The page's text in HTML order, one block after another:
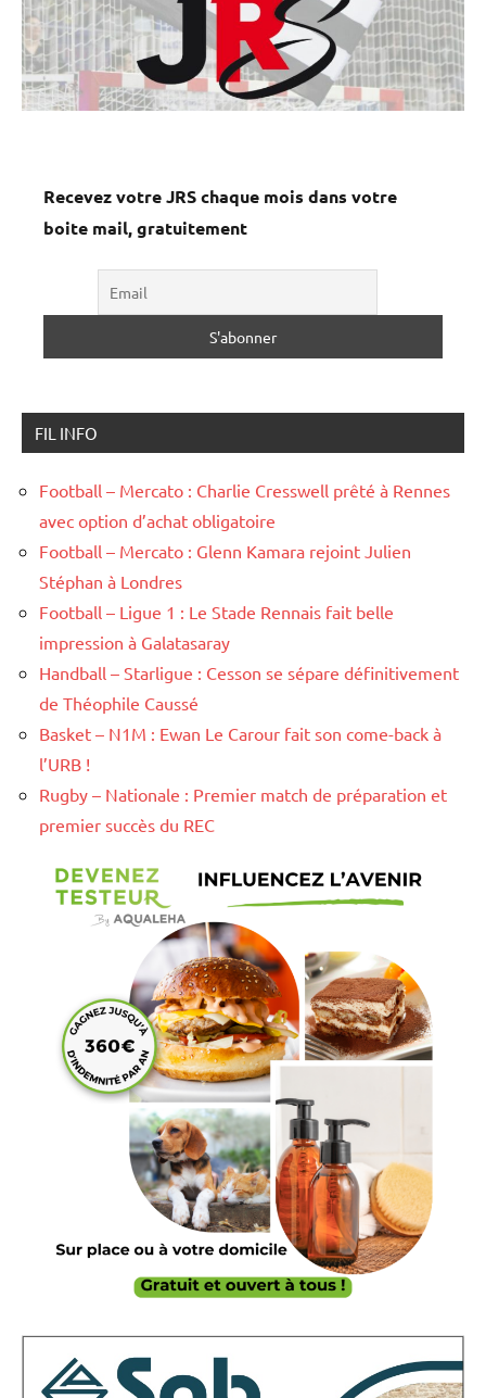
Recevez votre JRS chaque mois dans votre
boite mail, gratuitement
FIL INFO
Football – Mercato : Charlie Cresswell prêté à Rennes
avec option d’achat obligatoire
Football – Mercato : Glenn Kamara rejoint Julien
Stéphan à Londres
Football – Ligue 1 : Le Stade Rennais fait belle
impression à Galatasaray
Handball – Starligue : Cesson se sépare définitivement
de Théophile Caussé
Basket – N1M : Ewan Le Carour fait son come-back à
l’URB !
Rugby – Nationale : Premier match de préparation et
premier succès du REC